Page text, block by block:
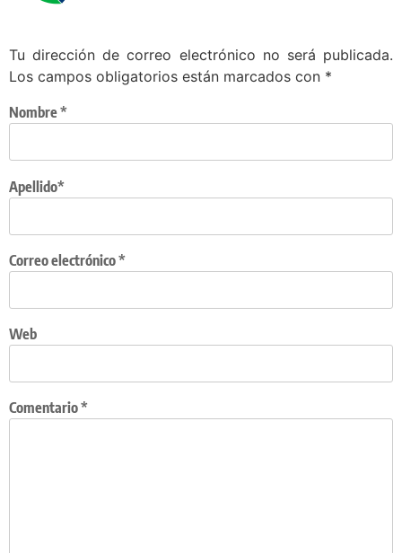
Tu dirección de correo electrónico no será publicada.
Los campos obligatorios están marcados con *
Apellido*
Nombre*
Correo electrónico*
Web
Comentario*